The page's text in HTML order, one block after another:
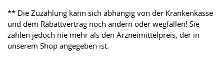
** Die Zuzahlung kann sich abhängig von der Krankenkasse
und dem Rabattvertrag noch ändern oder wegfallen! Sie
zahlen jedoch nie mehr als den Arzneimittelpreis, der in
unserem Shop angegeben ist.